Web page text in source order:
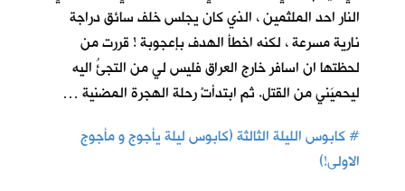
النار احد الملثمين ، الذي كان يجلس خلف سائق دراجة
نارية مسرعة ، لكنه اخطأ الهدف بإعجوبة ! قررت من
لحظتها ان اسافر خارج العراق فليس لي من التجئُ اليه
ليحميَني من القتل. ثم ابتدأتْ رحلة الهجرة المضنية …
#كابوس الليلة الثالثة (كابوس ليلة يأجوج و مأجوج
الاولى!)